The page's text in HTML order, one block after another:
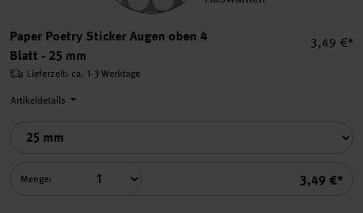
Paper Poetry Sticker Augen oben 4
Blatt - 25 mm
3,49 €*
Summe
3,49 €*
Lieferzeit: ca. 1-3 Werktage
Artikeldetails
Menge: